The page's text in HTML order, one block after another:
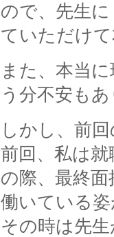
ので、先生
ていただけ
また、本当
う分不安も
しかし、前
前回、私は
の際、最終
働いている
その時は先